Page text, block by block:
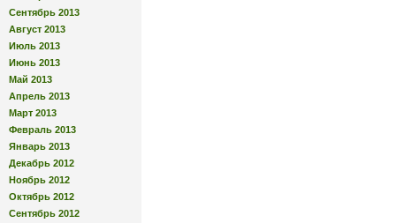
Сентябрь 2013
Август 2013
Июль 2013
Июнь 2013
Май 2013
Апрель 2013
Март 2013
Февраль 2013
Январь 2013
Декабрь 2012
Ноябрь 2012
Октябрь 2012
Сентябрь 2012